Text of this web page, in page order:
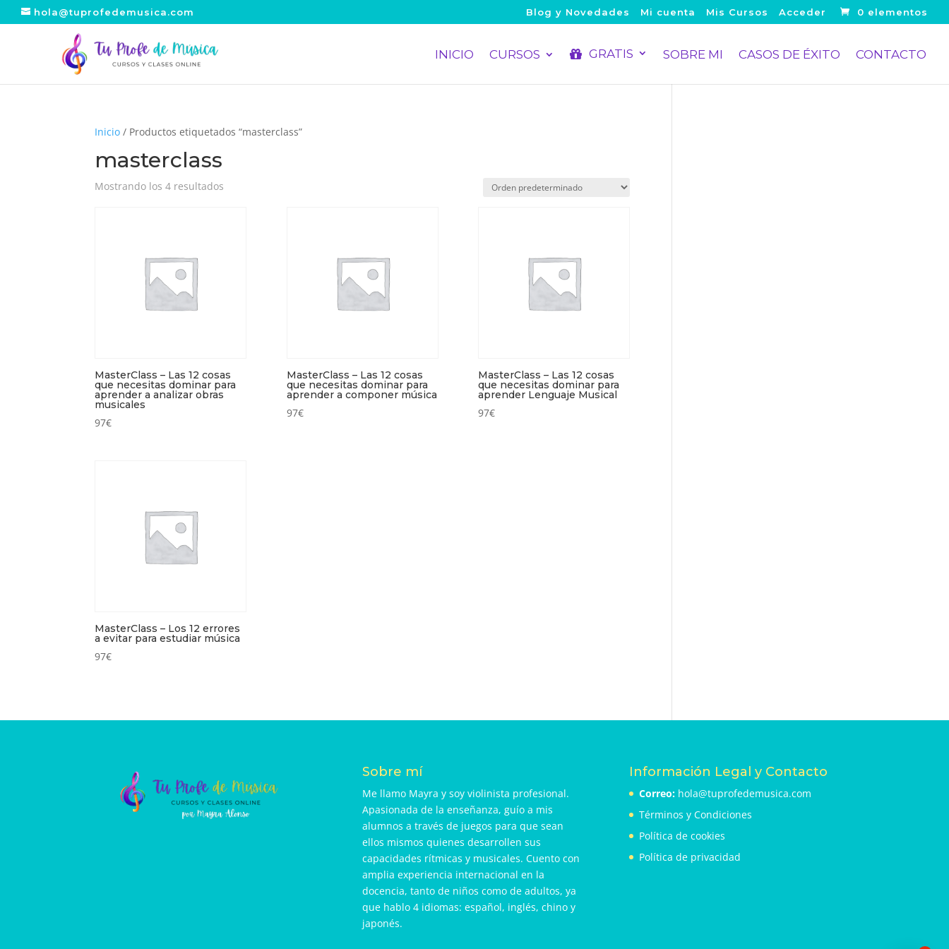
hola@tuprofedemusica.com Blog y Novedades Mi cuenta Mis Cursos Acceder 0 elementos
INICIO CURSOS GRATIS SOBRE MI CASOS DE ÉXITO CONTACTO
Inicio / Productos etiquetados “masterclass”
masterclass
Mostrando los 4 resultados
MasterClass – Las 12 cosas
que necesitas dominar para
aprender a analizar obras
musicales
97€
MasterClass – Las 12 cosas
que necesitas dominar para
aprender a componer música
97€
MasterClass – Las 12 cosas
que necesitas dominar para
aprender Lenguaje Musical
97€
MasterClass – Los 12 errores
a evitar para estudiar música
97€
Sobre mí
Me llamo Mayra y soy violinista profesional.
Apasionada de la enseñanza, guío a mis
alumnos a través de juegos para que sean
ellos mismos quienes desarrollen sus
capacidades rítmicas y musicales. Cuento con
amplia experiencia internacional en la
docencia, tanto de niños como de adultos, ya
que hablo 4 idiomas: español, inglés, chino y
japonés.
Información Legal y Contacto
Correo:hola@tuprofedemusica.com
Términos y Condiciones
Política de cookies
Política de privacidad